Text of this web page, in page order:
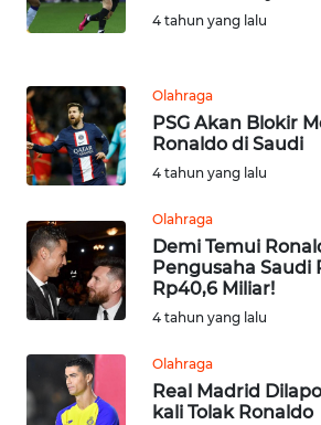
4 tahun yang lalu
Olahraga
PSG Akan Blokir
Ronaldo di Saudi
4 tahun yang lalu
Olahraga
Demi Temui
Pengusaha Saudi
Rp40,6 Miliar!
4 tahun yang lalu
Olahraga
Real Madrid
kali Tolak Ronaldo
WN
WN
NTT
WN
WN
PAPUA
PAPUA
BARAT